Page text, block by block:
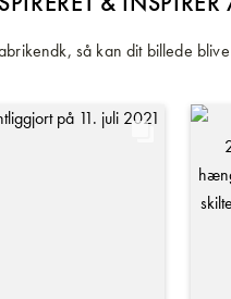
så kan dit billede